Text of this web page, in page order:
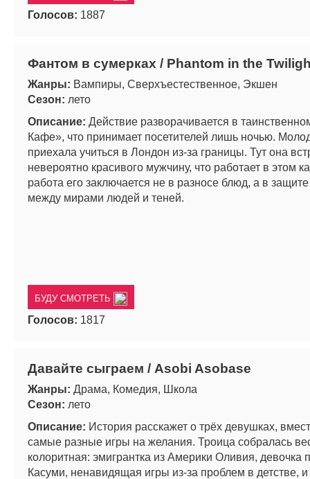
Голосов: 1887
Фантом в сумерках / Phantom in the
Жанры: Вампиры, Сверхъестественное, Экшен
Сезон: лето
Описание: Действие разворачивается в
Кафе», что принимает посетителей лишь ночью.
приехала учиться в Лондон из-за границы. Тут она
невероятно красивого мужчину, что работает в этом
работа его заключается не в разносе блюд, а в
между мирами людей и теней.
БУДУ СМОТРЕТЬ
Голосов: 1817
Давайте сыграем / Asobi Asobase
Жанры: Драма, Комедия, Школа
Сезон: лето
Описание: История расскажет о трёх девушках,
самые разные игры на желания. Троица собралась
колоритная: эмигрантка из Америки Оливия, девочка
Касуми, ненавидящая игры из-за проблем в детстве,